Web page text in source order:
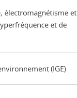
électromagnétisme et
et de
(IGE)